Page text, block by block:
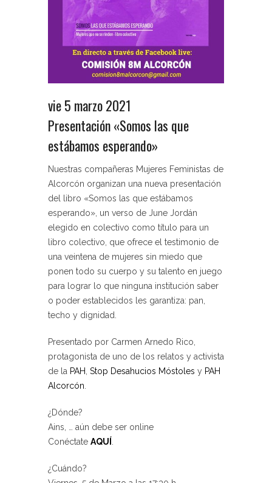
vie 5 marzo 2021
Presentación «Somos las que
estábamos esperando»
Nuestras compañeras Mujeres Feministas de
Alcorcón organizan una nueva presentación
del libro «Somos las que estábamos
esperando», un verso de June Jordán
elegido en colectivo como título para un
libro colectivo, que ofrece el testimonio de
una veintena de mujeres sin miedo que
ponen todo su cuerpo y su talento en juego
para lograr lo que ninguna institución saber
o poder establecidos les garantiza: pan,
techo y dignidad.
Presentado por Carmen Arnedo Rico,
protagonista de uno de los relatos y activista
de la PAH, Stop Desahucios Móstoles y PAH
Alcorcón.
¿Dónde?
Ains, … aún debe ser online
Conéctate AQUÍ .
¿Cuándo?